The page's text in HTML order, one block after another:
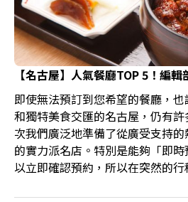
【名古屋】人氣餐廳TOP 5！編
即使無法預訂到您希望的餐廳，
和獨特美食交匯的名古屋，仍有
次我們廣泛地準備了從廣受支持
的實力派名店。特別是能夠「即
以立即確認預約，所以在突然的行